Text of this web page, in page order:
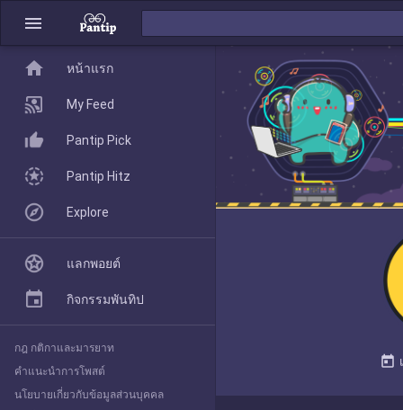
menu
today
home
Pantip Pick
Explore
home หน้าแรก
My Feed
Pantip Pick
Pantip Hitz
Explore
แลกพอยต์
กิจกรรมพันทิป
กฎ กติกาและมารยาท
คำแนะนำการโพสต์
นโยบายเกี่ยวกับข้อมูลส่วนบุคคล